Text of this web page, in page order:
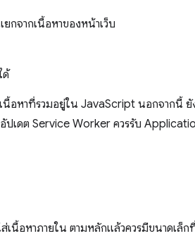
กจากเนื้อหาของหน้าเว็บ
ด้
อหาที่รวมอยู่ใน JavaScript นอกจากนี้ ยั
ปเดต Service Worker ควรรับ
เนื้อหาภายใน ตามหลักแล้วควรมีขนาดเล็ก